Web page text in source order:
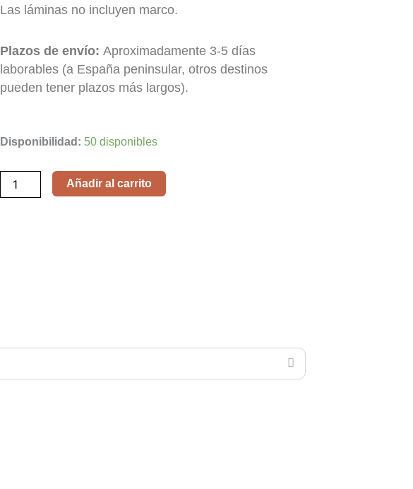
Las láminas no incluyen marco.
Plazos de envío: Aproximadamente 3-5 días
laborables (a España peninsular, otros destinos
pueden tener plazos más largos).
Disponibilidad: 50 disponibles
Soul
Añadir al carrito